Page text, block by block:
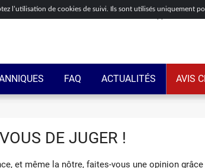
l’utilisation de cookies de suivi. Ils sont utilisés uniquement
FAQ ACTUALITÉS AVIS
DE JUGER !
et même la nôtre, faites-vous une opinion